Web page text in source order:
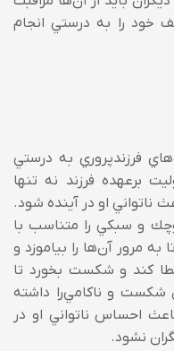
خود را به درستي انجام
فرزندپروري به درستي
برعهده فرزند نه تنها
ناتواني او در آينده شود.
و سبكي را متناسب با
به مرور آن‌ها را بياموزد و
کند و شکست بخورد تا
شکست و ناکامي‌‌را داشته
احساس ناتواني او در
نشود.